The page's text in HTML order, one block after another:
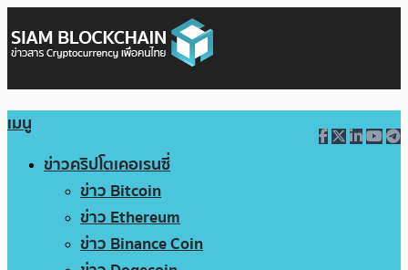
เมนู
ข่าวคริปโตเคอเรนซี่
ข่าว Bitcoin
ข่าว Ethereum
ข่าว Binance Coin